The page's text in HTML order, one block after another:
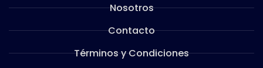
Nosotros
Contacto
Términos y Condiciones